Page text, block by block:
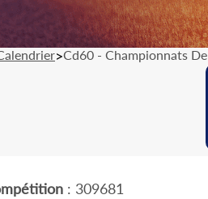
>Cd60 - Championnats
: 309681